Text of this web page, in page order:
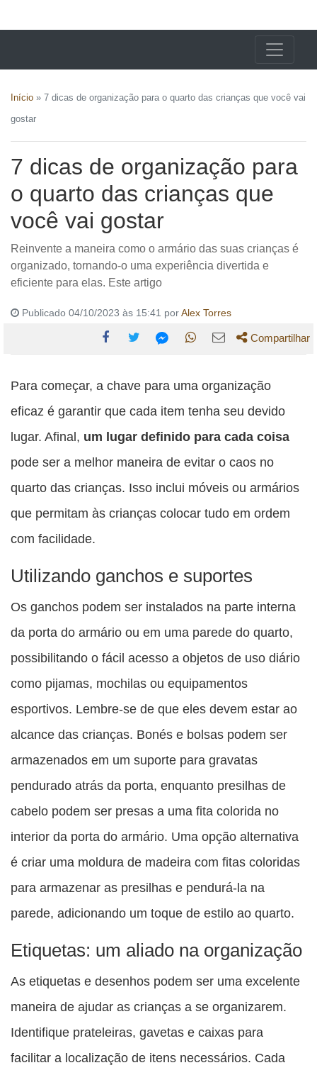
Início » 7 dicas de organização para o quarto das crianças que você vai
gostar
7 dicas de organização para
o quarto das crianças que
você vai gostar
Reinvente a maneira como o armário das suas crianças é
organizado, tornando-o uma experiência divertida e
eficiente para elas. Este artigo
Publicado 04/10/2023 às 15:41 porAlex Torres
esta
publicação
Facebook
esta
publicação
esta
publicação
esta
publicação
WhatsApp
esta
publicação
Compartilhar
Para começar, a chave para uma organização
eficaz é garantir que cada item tenha seu devido
lugar. Afinal, um lugar definido para cada coisa
pode ser a melhor maneira de evitar o caos no
quarto das crianças. Isso inclui móveis ou armários
que permitam às crianças colocar tudo em ordem
com facilidade.
Utilizando ganchos e suportes
Os ganchos podem ser instalados na parte interna
da porta do armário ou em uma parede do quarto,
possibilitando o fácil acesso a objetos de uso diário
como pijamas, mochilas ou equipamentos
esportivos. Lembre-se de que eles devem estar ao
alcance das crianças. Bonés e bolsas podem ser
armazenados em um suporte para gravatas
pendurado atrás da porta, enquanto presilhas de
cabelo podem ser presas a uma fita colorida no
interior da porta do armário. Uma opção alternativa
é criar uma moldura de madeira com fitas coloridas
para armazenar as presilhas e pendurá-la na
parede, adicionando um toque de estilo ao quarto.
Etiquetas: um aliado na organização
As etiquetas e desenhos podem ser uma excelente
maneira de ajudar as crianças a se organizarem.
Identifique prateleiras, gavetas e caixas para
facilitar a localização de itens necessários. Cada